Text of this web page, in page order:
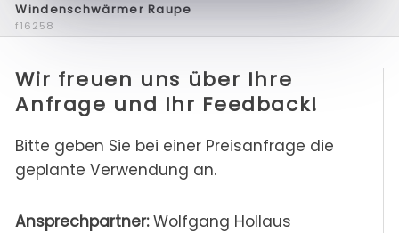
Windenschwärmer Raupe
f16258
Wir freuen uns über Ihre
Anfrage und Ihr Feedback!
Bitte geben Sie bei einer Preisanfrage die
geplante Verwendung an.
Ansprechpartner:Wolfgang Hollaus